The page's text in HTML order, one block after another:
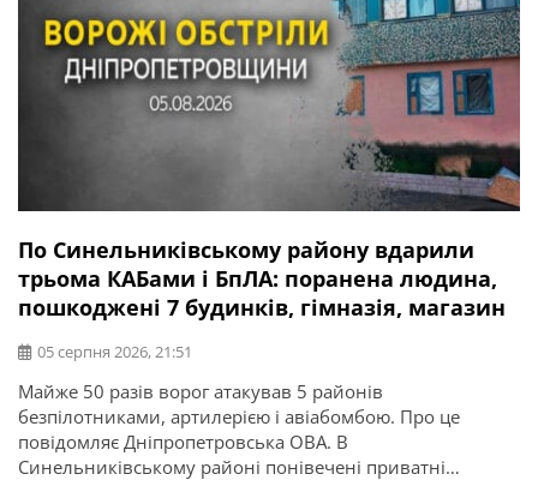
По Синельниківському району вдарили
трьома КАБами і БпЛА: поранена людина,
пошкоджені 7 будинків, гімназія, магазин
05 серпня 2026, 21:51
Майже 50 разів ворог атакував 5 районів
безпілотниками, артилерією і авіабомбою. Про це
повідомляє Дніпропетровська ОВА. В
Синельниківському районі понівечені приватні